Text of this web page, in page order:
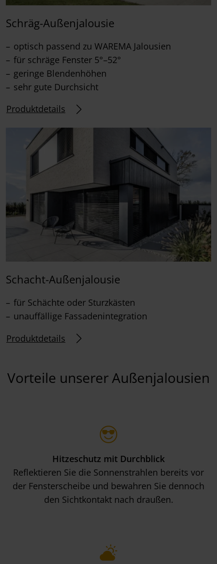
Schräg-Außenjalousie
optisch passend zu WAREMA Jalousien
für schräge Fenster 5°–52°
geringe Blendenhöhen
sehr gute Durchsicht
Produktdetails
Schacht-Außenjalousie
für Schächte oder Sturzkästen
unauffällige Fassadenintegration
Produktdetails
Vorteile unserer Außenjalousien
Hitzeschutz mit Durchblick
Reflektieren Sie die Sonnenstrahlen bereits vor
der Fensterscheibe und bewahren Sie dennoch
den Sichtkontakt nach draußen.